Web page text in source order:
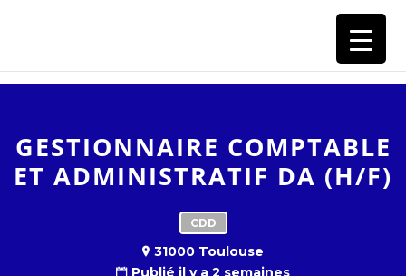
RECRUTEMENT GROUPE BAYARD
GESTIONNAIRE COMPTABLE
ET ADMINISTRATIF DA (H/F)
CDD
31000 Toulouse
Publié il y a 2 semaines